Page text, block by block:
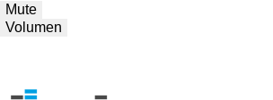
Mute
Volumen